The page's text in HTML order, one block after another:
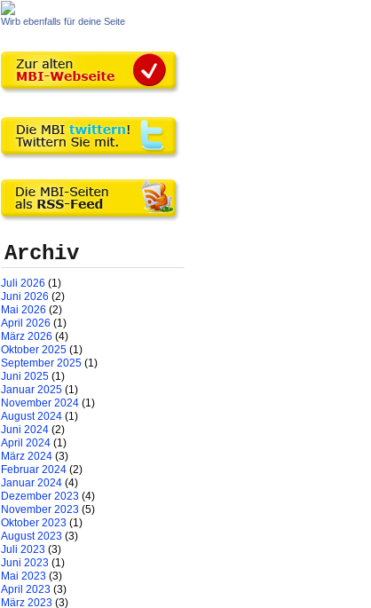
Wirb ebenfalls für deine Seite
Archiv
Juli 2026 (1)
Juni 2026 (2)
Mai 2026 (2)
April 2026 (1)
März 2026 (4)
Oktober 2025 (1)
September 2025 (1)
Juni 2025 (1)
Januar 2025 (1)
November 2024 (1)
August 2024 (1)
Juni 2024 (2)
April 2024 (1)
März 2024 (3)
Februar 2024 (2)
Januar 2024 (4)
Dezember 2023 (4)
November 2023 (5)
Oktober 2023 (1)
August 2023 (3)
Juli 2023 (3)
Juni 2023 (1)
Mai 2023 (3)
April 2023 (3)
März 2023 (3)